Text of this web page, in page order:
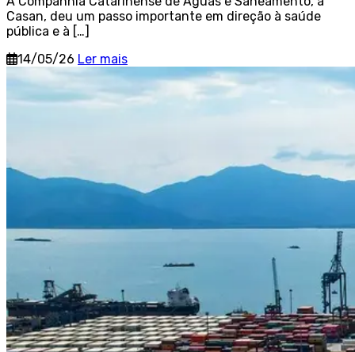
Casan, deu um passo importante em direção à saúde
pública e à […]
14/05/26 Ler mais